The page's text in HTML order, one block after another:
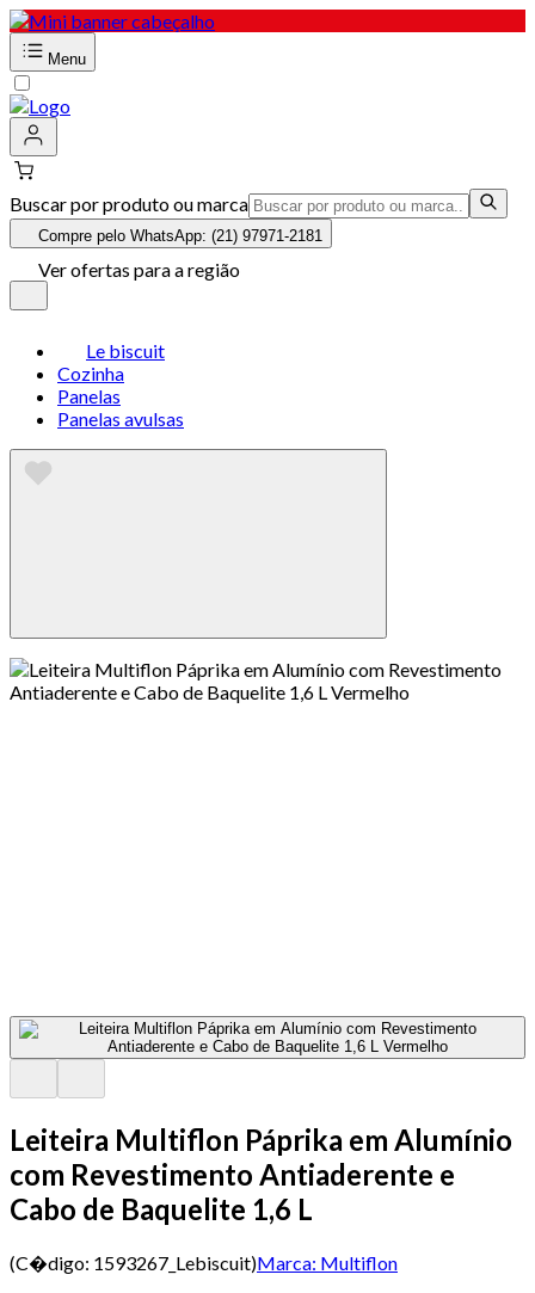
Menu
Buscar por produto ou marca
Compre pelo WhatsApp: (21) 97971-2181
Ver ofertas para a região
Le biscuit
Cozinha
Panelas
Panelas avulsas
Leiteira Multiflon Páprika em Alumínio
com Revestimento Antiaderente e
Cabo de Baquelite 1,6 L
(C�digo: 1593267_Lebiscuit)Marca: Multiflon